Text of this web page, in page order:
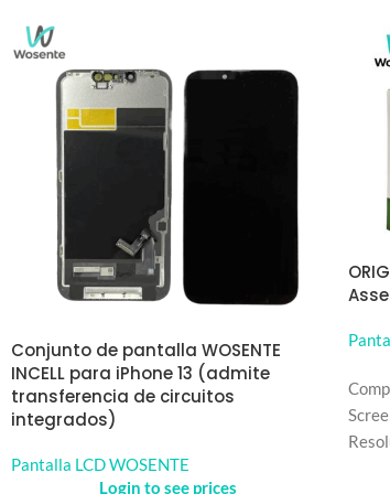
Conjunto de pantalla WOSENTE
INCELL para iPhone 13 (admite
transferencia de circuitos
integrados)
Pantalla LCD WOSENTE
Login to see prices